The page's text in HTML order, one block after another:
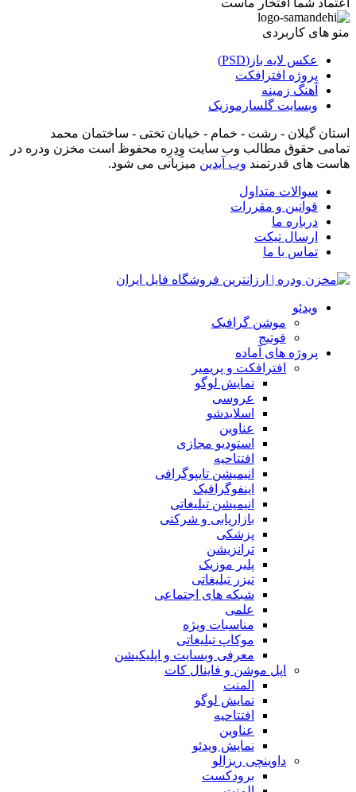
منو های کاربردی
عکس لایه باز(PSD)
پروژه افترافکت
آهنگ زمینه
وبسایت گلسارموزیک
استان گیلان - رشت - خمام - خیابان تختی - ساختمان محمد
تمامی حقوق مطالب وب سایت وِدِرِه محفوظ است مخزن ودره در
هاست های قدرتمند وب آیدین میزبانی می شود.
سوالات متداول
قوانین و مقررات
درباره ما
ارسال تیکت
تماس با ما
ویدئو
موشن گرافیک
فوتیج
پروژه های آماده
افترافکت و پریمیر
نمایش لوگو
عروسی
اسلایدشو
عناوین
استودیو مجازی
افتتاحیه
انیمیشن تایپوگرافی
اینفوگرافیک
انیمیشن تبلیغاتی
بازاریابی و شرکتی
پزشکی
ترانزیشن
پلیر موزیک
تیزر تبلیغاتی
شبکه های اجتماعی
علمی
مناسبات ویژه
موکاپ تبلیغاتی
معرفی وبسایت و اپلیکیشن
اپل موشن و فاینال کات
المنت
نمایش لوگو
افتتاحیه
عناوین
نمایش ویدئو
داوینچی ریزالو
برودکست